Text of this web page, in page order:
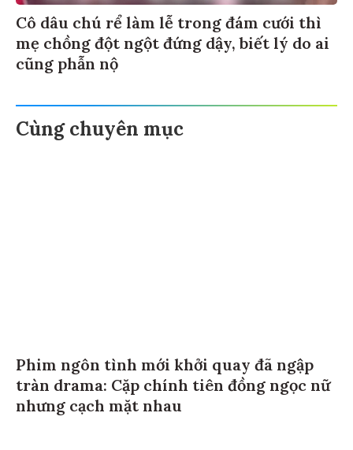
Cô dâu chú rể làm lễ trong đám cưới thì
mẹ chồng đột ngột đứng dậy, biết lý do ai
cũng phẫn nộ
Cùng chuyên mục
Phim ngôn tình mới khởi quay đã ngập
tràn drama: Cặp chính tiên đồng ngọc nữ
nhưng cạch mặt nhau